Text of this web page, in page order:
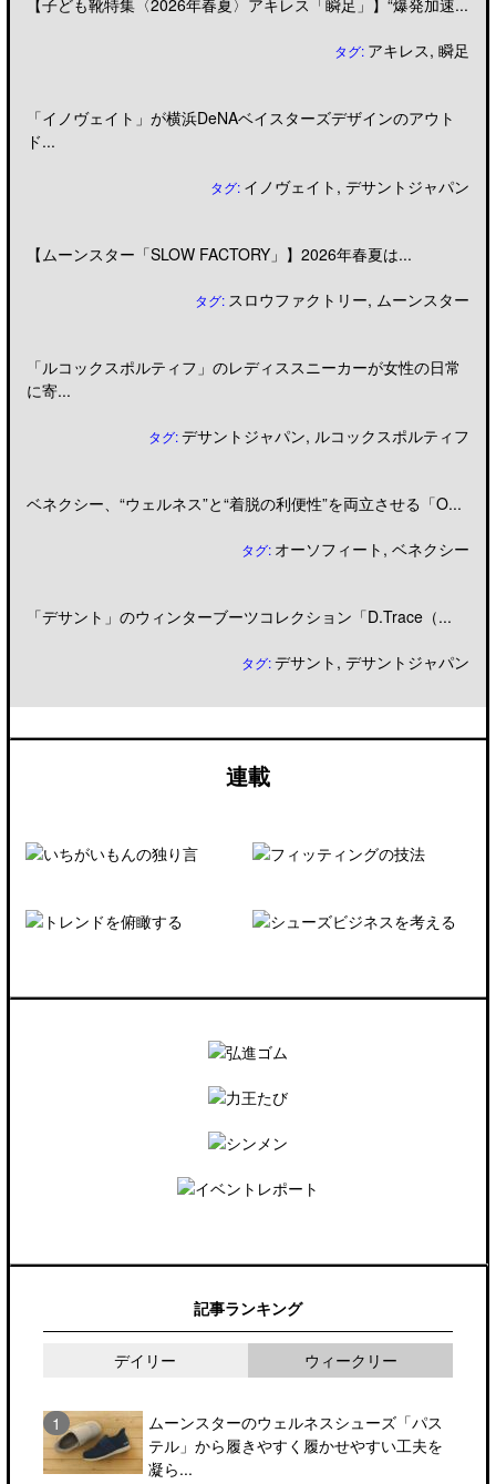
【子ども靴特集〈2026年春夏〉アキレス「瞬足」】“爆発加速...
タグ: アキレス,瞬足
「イノヴェイト」が横浜DeNAベイスターズデザインのアウト
ド...
タグ: イノヴェイト ,デサントジャパン
【ムーンスター「SLOW FACTORY」】2026年春夏は...
タグ: スロウファクトリー, ムーンスター
「ルコックスポルティフ」のレディススニーカーが女性の日常
に寄...
タグ:デサントジャパン, ルコックスポルティフ
ベネクシー、“ウェルネス”と“着脱の利便性”を両立させる「O...
タグ: オーソフィート ,ベネクシー
「デサント」のウィンターブーツコレクション「D.Trace（...
タグ:デサント ,デサントジャパン
連載
記事ランキング
デイリー ウィークリー
ムーンスターのウェルネスシューズ「パス
テル」から履きやすく履かせやすい工夫を
凝ら...